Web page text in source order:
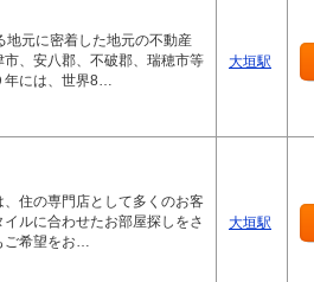
地元に密着した地元の不動産
、安八郡、不破郡、瑞穂市等
年には、世界8…
大垣駅
、住の専門店として多くのお客
ルに合わせたお部屋探しをさ
ご希望をお…
大垣駅